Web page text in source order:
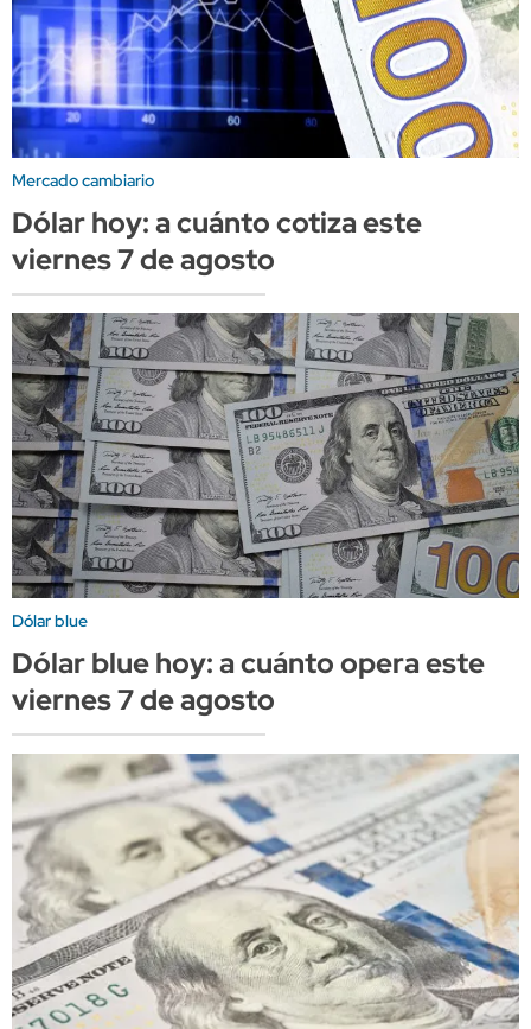
Mercado cambiario
Dólar hoy: a cuánto cotiza este
viernes 7 de agosto
Dólar blue
Dólar blue hoy: a cuánto opera este
viernes 7 de agosto